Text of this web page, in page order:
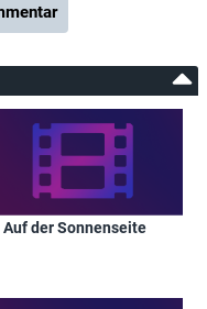
Auf der Sonnenseite